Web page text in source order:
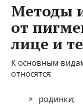
Методы
от
лице и
К основным
относятся:
родинки;